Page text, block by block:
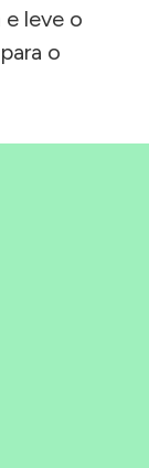
leve o
o